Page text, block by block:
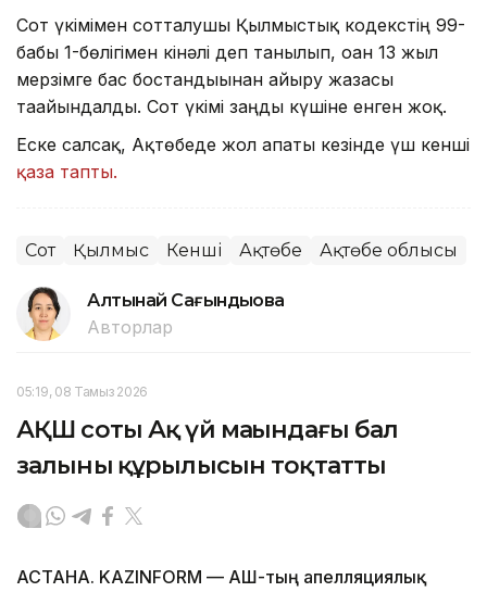
Сот үкімімен сотталушы Қылмыстық кодекстің 99-
бабы 1-бөлігімен кінәлі деп танылып, оған 13 жыл
мерзімге бас бостандығынан айыру жазасы
тағайындалды. Сот үкімі заңды күшіне енген жоқ.
Еске салсақ, Ақтөбеде жол апаты кезінде үш кенші
қаза тапты.
Сот Қылмыс Кенші Ақтөбе Ақтөбе облысы
Алтынай Сағындықова
Авторлар
05:19, 08 Тамыз 2026
АҚШ соты Ақ үй маңындағы бал
залының құрылысын тоқтатты
АСТАНА. KAZINFORM — АҚШ-тың апелляциялық